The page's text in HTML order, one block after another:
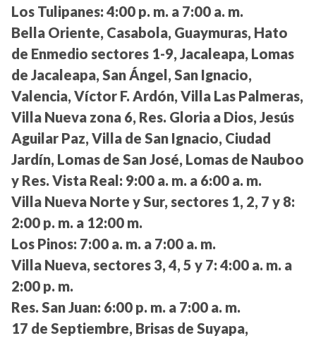
Los Tulipanes: 4:00 p. m. a 7:00 a. m.
Bella Oriente, Casabola, Guaymuras, Hato
de Enmedio sectores 1-9, Jacaleapa, Lomas
de Jacaleapa, San Ángel, San Ignacio,
Valencia, Víctor F. Ardón, Villa Las Palmeras,
Villa Nueva zona 6, Res. Gloria a Dios, Jesús
Aguilar Paz, Villa de San Ignacio, Ciudad
Jardín, Lomas de San José, Lomas de Nauboo
y Res. Vista Real: 9:00 a. m. a 6:00 a. m.
Villa Nueva Norte y Sur, sectores 1, 2, 7 y 8:
2:00 p. m. a 12:00 m.
Los Pinos: 7:00 a. m. a 7:00 a. m.
Villa Nueva, sectores 3, 4, 5 y 7: 4:00 a. m. a
2:00 p. m.
Res. San Juan: 6:00 p. m. a 7:00 a. m.
17 de Septiembre, Brisas de Suyapa,